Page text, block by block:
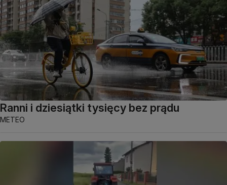
Ranni i dziesiątki tysięcy bez prądu
METEO